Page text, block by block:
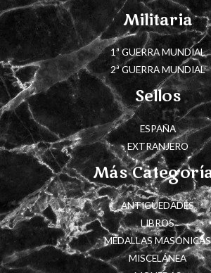
Militaria
1ª GUERRA MUNDIAL
2ª GUERRA MUNDIAL
Sellos
ESPAÑA
EXTRANJERO
Más
ANTIGÜEDADES
LIBROS
MEDALLAS MASÓNICAS
MISCELÁNEA